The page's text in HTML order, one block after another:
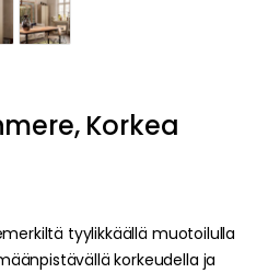
Korkea
tyylikkäällä muotoilulla
korkeudella ja